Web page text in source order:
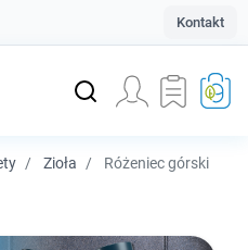
Kontakt
Zioła Różeniec górski